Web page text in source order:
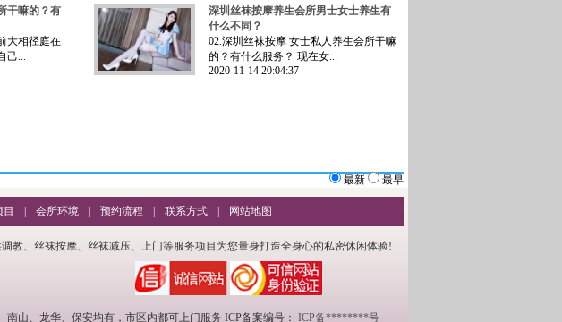
干嘛的？有
大相径庭在
...
深圳丝袜按摩养生会所男士女士养生有
什么不同？
02.深圳丝袜按摩 女士私人养生会所干嘛
的？有什么服务？ 现在女...
2020-11-14 20:04:37
最新 最早
目 | 会所环境 | 预约流程 | 联系方式 | 网站地图
教、丝袜按摩、丝袜减压、上门等服务项目为您量身打造全身心的私密休闲体验!
南山、龙华、保安均有，市区内都可上门服务 ICP备案编号： ICP备********号